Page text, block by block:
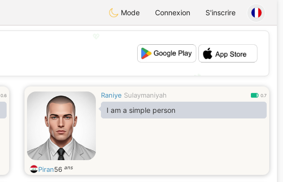
Mode Connexion S'inscrire
0.6 Raniye Sulaymaniyah 0.7
I am a simple person
Piran56 ans